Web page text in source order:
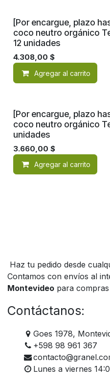
[Por encargue, plazo
coco neutro orgánico
12 unidades
4.308,00 $
Agregar al carrito
[Por encargue, plazo
coco neutro orgánico
unidades
3.660,00 $
Agregar al carrito
Haz tu pedido desde
Contamos con envíos al
Montevideo para
Contáctanos:
Goes 1978,
+598 98 961 367
Lunes a viernes